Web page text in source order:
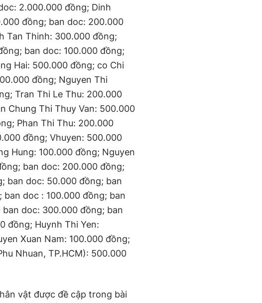
2.000.000 đồng; Dinh
đồng; ban doc: 200.000
Tan Thinh: 300.000 đồng;
ban doc: 100.000 đồng;
Hai: 500.000 đồng; co Chi
đồng; Nguyen Thi
Tran Thi Le Thu: 200.000
Chung Thi Thuy Van: 500.000
Phan Thi Thu: 200.000
đồng; Vhuyen: 500.000
Hung: 100.000 đồng; Nguyen
ban doc: 200.000 đồng;
ban doc: 50.000 đồng; ban
doc : 100.000 đồng; ban
doc: 300.000 đồng; ban
đồng; Huynh Thi Yen:
Xuan Nam: 100.000 đồng;
Nhuan, TP.HCM): 500.000
vật được đề cập trong bài